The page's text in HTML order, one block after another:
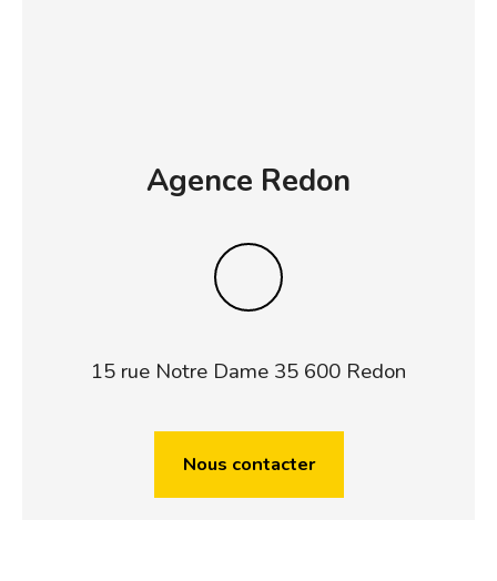
Agence Redon
15 rue Notre Dame 35 600 Redon
Nous contacter